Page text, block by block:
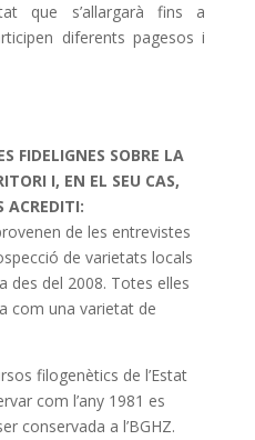
que s’allargarà fins a
diferents pagesos i
FIDELIGNES SOBRE LA
I, EN EL SEU CAS,
ACREDITI:
de les entrevistes
de varietats locals
des del 2008. Totes elles
com una varietat de
filogenètics de l’Estat
com l’any 1981 es
conservada a l’BGHZ.